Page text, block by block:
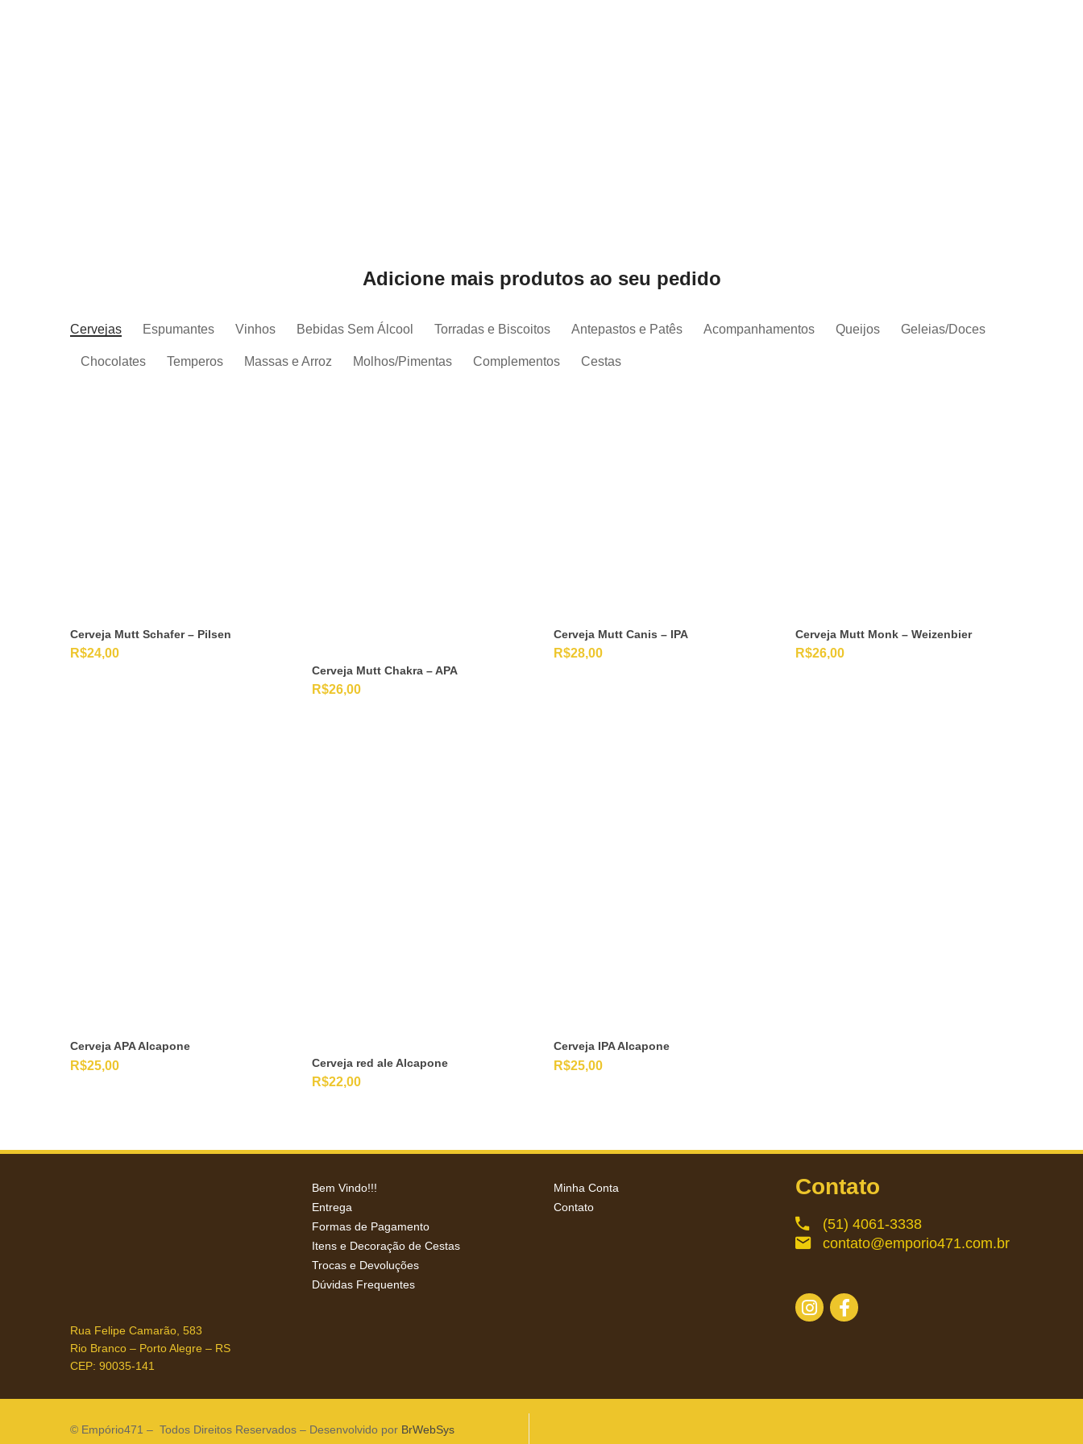
Adicione mais produtos ao seu pedido
Cervejas Espumantes Vinhos Bebidas Sem Álcool Torradas e Biscoitos Antepastos e Patês Acompanhamentos Queijos Geleias/Doces
Chocolates Temperos Massas e Arroz Molhos/Pimentas Complementos Cestas
Cerveja Mutt Schafer – Pilsen
R$24,00
Cerveja Mutt Chakra – APA
R$26,00
Cerveja Mutt Canis – IPA
R$28,00
Cerveja Mutt Monk – Weizenbier
R$26,00
Cerveja APA Alcapone
R$25,00 Cerveja red ale Alcapone
R$22,00
Cerveja IPA Alcapone
R$25,00
Rua Felipe Camarão, 583
Rio Branco – Porto Alegre – RS
CEP: 90035-141
Bem Vindo!!!
Entrega
Formas de Pagamento
Itens e Decoração de Cestas
Trocas e Devoluções
Dúvidas Frequentes
Minha Conta
Contato
Contato
(51) 4061-3338
contato@emporio471.com.br
© Empório471 – Todos Direitos Reservados – Desenvolvido por BrWebSys